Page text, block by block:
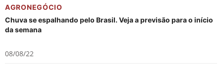
AGRONEGÓCIO
Chuva se espalhando pelo Brasil. Veja a previsão para o início
da semana
08/08/22